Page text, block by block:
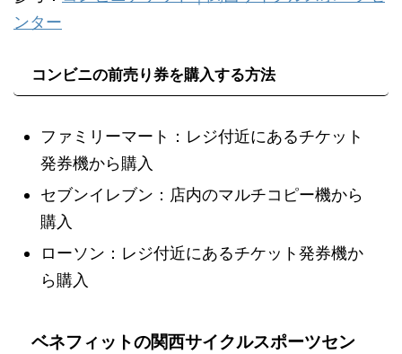
ンター
コンビニの前売り券を購入する方法
ファミリーマート：レジ付近にあるチケット
発券機から購入
セブンイレブン：店内のマルチコピー機から
購入
ローソン：レジ付近にあるチケット発券機か
ら購入
ベネフィットの関西サイクルスポーツセン